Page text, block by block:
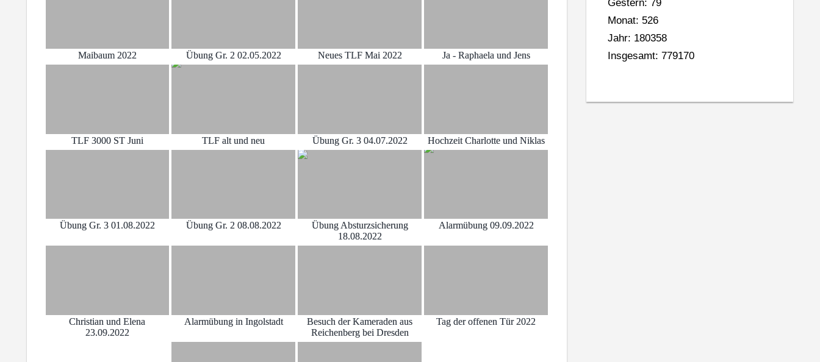
Maibaum 2022 Übung Gr. 2 02.05.2022 Neues TLF Mai 2022 Ja - Raphaela und Jens
TLF 3000 ST Juni TLF alt und neu Übung Gr. 3 04.07.2022 Hochzeit Charlotte und Niklas
Übung Gr. 3 01.08.2022 Übung Gr. 2 08.08.2022
Übung Absturzsicherung
18.08.2022
Alarmübung 09.09.2022
Christian und Elena
23.09.2022
Alarmübung in Ingolstadt
Besuch der Kameraden aus
Reichenberg bei Dresden
Tag der offenen Tür 2022
Gestern: 79
Monat: 526
Jahr: 180358
Insgesamt: 779170